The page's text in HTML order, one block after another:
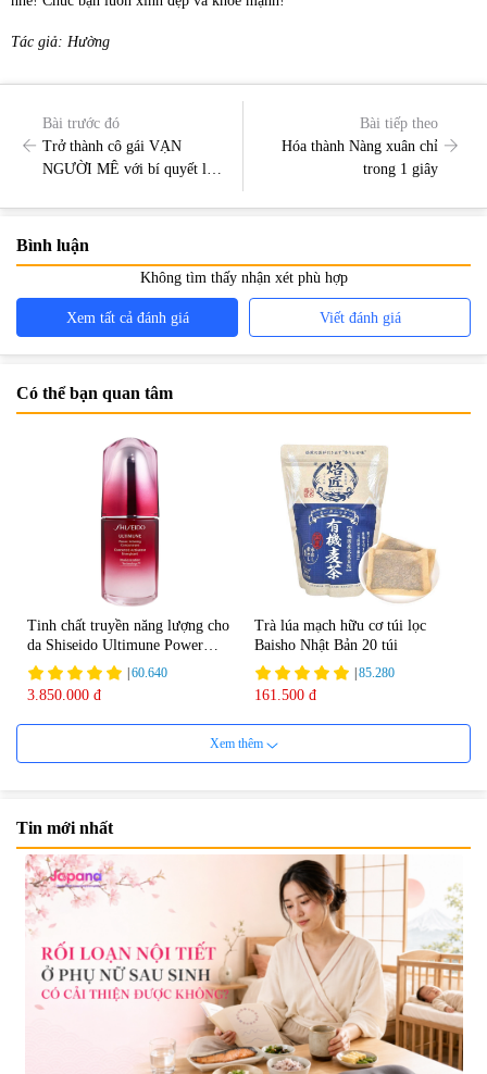
Tác giả: Hường
Bài trước đó
Trở thành cô gái VẠN
NGƯỜI MÊ với bí quyết làm
Bài tiếp theo
Hóa thành Nàng xuân chỉ
trong 1 giây
Bình luận
Không tìm thấy nhận xét phù hợp
Xem tất cả đánh giá Viết đánh giá
Có thể bạn quan tâm
Tinh chất truyền năng lượng cho
da Shiseido Ultimune Power
75ml
60.640
3.850.000 đ
Trà lúa mạch hữu cơ túi lọc
Baisho Nhật Bản 20 túi
85.280
161.500 đ
Viên uống bổ não Ribeto Shoji
Ichoha Ekisu Plus - 90 viên
57.920
1.450.000 đ
Viên nang uống cải thiện thị lực,
trí nhớ DHA + EPA + Flaxseed
Oil 30 viên/gói - Date 02/2027
|52.346
225.000 đ
Xem thêm
Tin mới nhất